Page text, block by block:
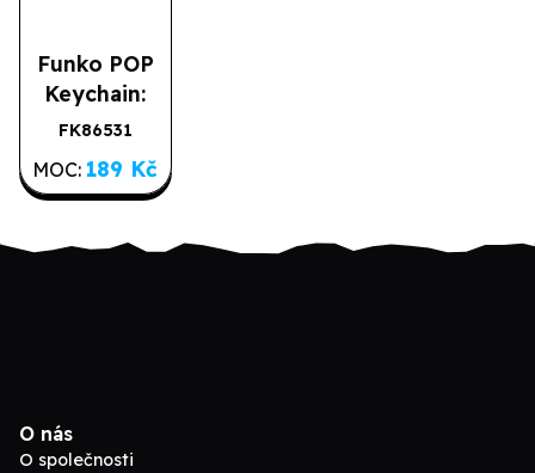
Funko POP
Keychain:
Naruto
Naruto
Poslední kusy
FK86531
MOC:189 Kč
O nás
O společnosti